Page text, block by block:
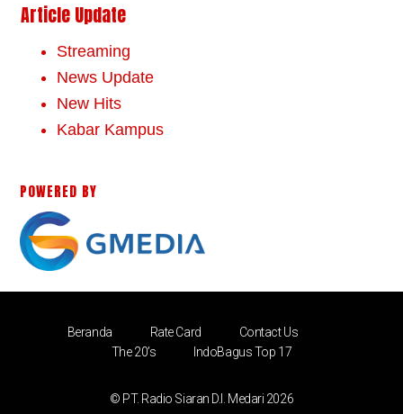
Article Update
Streaming
News Update
New Hits
Kabar Kampus
POWERED BY
Beranda Rate Card
Contact Us
The 20’s
IndoBagus Top 17
© PT. Radio Siaran D.I. Medari 2026